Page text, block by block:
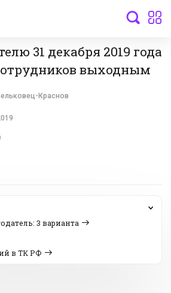
31 декабря 2019 года
выходным
Краснов
3 варианта
в ТК РФ